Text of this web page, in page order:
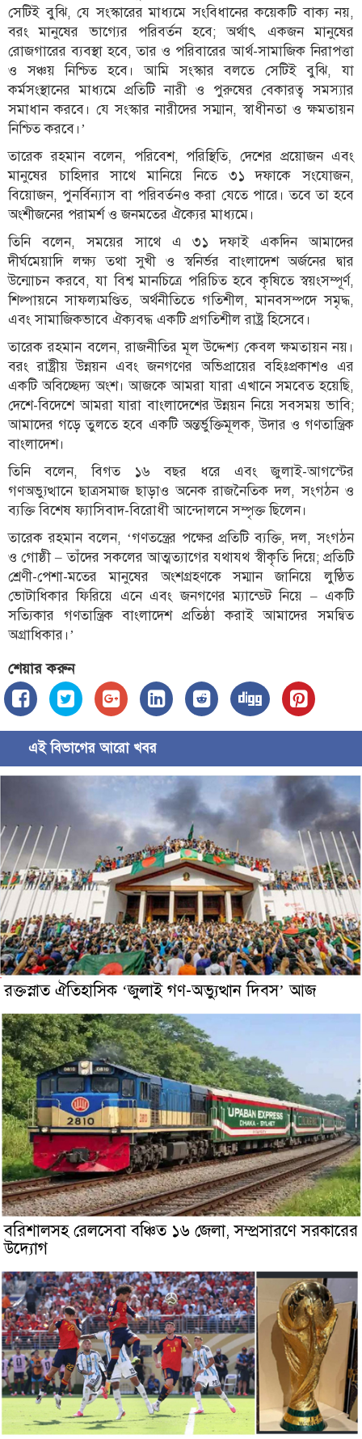
সেটিই বুঝি, যে সংস্কারের মাধ্যমে সংবিধানের কয়েকটি বাক্য নয়,
বরং মানুষের ভাগ্যের পরিবর্তন হবে; অর্থাৎ একজন মানুষের
রোজগারের ব্যবস্থা হবে, তার ও পরিবারের আর্থ-সামাজিক নিরাপত্তা
ও সঞ্চয় নিশ্চিত হবে। আমি সংস্কার বলতে সেটিই বুঝি, যা
কর্মসংস্থানের মাধ্যমে প্রতিটি নারী ও পুরুষের বেকারত্ব সমস্যার
সমাধান করবে। যে সংস্কার নারীদের সম্মান, স্বাধীনতা ও ক্ষমতায়ন
নিশ্চিত করবে।’
তারেক রহমান বলেন, পরিবেশ, পরিস্থিতি, দেশের প্রয়োজন এবং
মানুষের চাহিদার সাথে মানিয়ে নিতে ৩১ দফাকে সংযোজন,
বিয়োজন, পুনর্বিন্যাস বা পরিবর্তনও করা যেতে পারে। তবে তা হবে
অংশীজনের পরামর্শ ও জনমতের ঐক্যের মাধ্যমে।
তিনি বলেন, সময়ের সাথে এ ৩১ দফাই একদিন আমাদের
দীর্ঘমেয়াদি লক্ষ্য তথা সুখী ও স্বনির্ভর বাংলাদেশ অর্জনের দ্বার
উন্মোচন করবে, যা বিশ্ব মানচিত্রে পরিচিত হবে কৃষিতে স্বয়ংসম্পূর্ণ,
শিল্পায়নে সাফল্যমণ্ডিত, অর্থনীতিতে গতিশীল, মানবসম্পদে সমৃদ্ধ,
এবং সামাজিকভাবে ঐক্যবদ্ধ একটি প্রগতিশীল রাষ্ট্র হিসেবে।
তারেক রহমান বলেন, রাজনীতির মূল উদ্দেশ্য কেবল ক্ষমতায়ন নয়।
বরং রাষ্ট্রীয় উন্নয়ন এবং জনগণের অভিপ্রায়ের বহিঃপ্রকাশও এর
একটি অবিচ্ছেদ্য অংশ। আজকে আমরা যারা এখানে সমবেত হয়েছি,
দেশে-বিদেশে আমরা যারা বাংলাদেশের উন্নয়ন নিয়ে সবসময় ভাবি;
আমাদের গড়ে তুলতে হবে একটি অন্তর্ভুক্তিমূলক, উদার ও গণতান্ত্রিক
বাংলাদেশ।
তিনি বলেন, বিগত ১৬ বছর ধরে এবং জুলাই-আগস্টের
গণঅভ্যুত্থানে ছাত্রসমাজ ছাড়াও অনেক রাজনৈতিক দল, সংগঠন ও
ব্যক্তি বিশেষ ফ্যাসিবাদ-বিরোধী আন্দোলনে সম্পৃক্ত ছিলেন।
তারেক রহমান বলেন, ‘গণতন্ত্রের পক্ষের প্রতিটি ব্যক্তি, দল, সংগঠন
ও গোষ্ঠী – তাঁদের সকলের আত্মত্যাগের যথাযথ স্বীকৃতি দিয়ে; প্রতিটি
শ্রেণী-পেশা-মতের মানুষের অংশগ্রহণকে সম্মান জানিয়ে লুণ্ঠিত
ভোটাধিকার ফিরিয়ে এনে এবং জনগণের ম্যান্ডেট নিয়ে – একটি
সত্যিকার গণতান্ত্রিক বাংলাদেশ প্রতিষ্ঠা করাই আমাদের সমন্বিত
অগ্রাধিকার।’
শেয়ার করুন
এই বিভাগের আরো খবর
রক্তস্নাত ঐতিহাসিক ‌‘জুলাই গণ-অভ্যুত্থান দিবস’ আজ
বরিশালসহ রেলসেবা বঞ্চিত ১৬ জেলা, সম্প্রসারণে সরকারের
উদ্যোগ